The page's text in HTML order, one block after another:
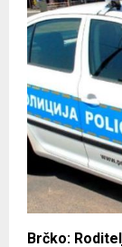
Brčko: